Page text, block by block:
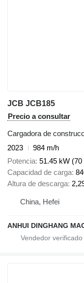
JCB JCB185
Precio a consultar
Cargadora de
2023
984 m/h
Potencia 51.45 kW (70
Capacidad de carga
Altura de descarga
China, Hefei
ANHUI DINGHANG